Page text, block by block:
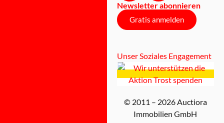
Newsletter abonnieren
Gratis anmelden
Unser Soziales Engagement
© 2011 – 2026 Auctiora
Immobilien GmbH